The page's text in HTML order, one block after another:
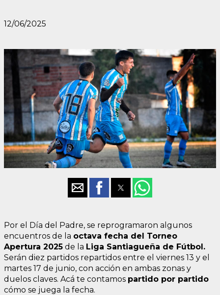
12/06/2025
Por el Día del Padre, se reprogramaron algunos
encuentros de la octava fecha del Torneo
Apertura 2025 de la Liga Santiagueña de Fútbol.
Serán diez partidos repartidos entre el viernes 13 y el
martes 17 de junio, con acción en ambas zonas y
duelos claves. Acá te contamos partido por partido
cómo se juega la fecha.